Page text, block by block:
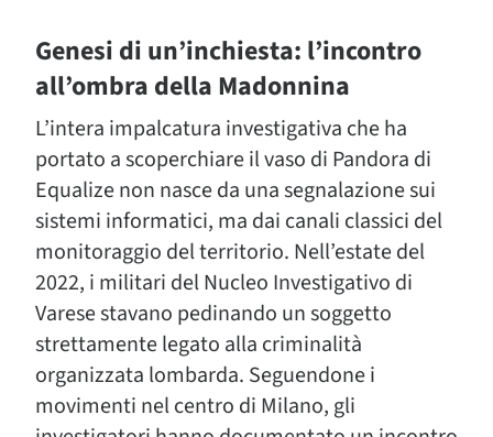
Genesi di un’inchiesta: l’incontro
all’ombra della Madonnina
L’intera impalcatura investigativa che ha
portato a scoperchiare il vaso di Pandora di
Equalize non nasce da una segnalazione sui
sistemi informatici, ma dai canali classici del
monitoraggio del territorio. Nell’estate del
2022, i militari del Nucleo Investigativo di
Varese stavano pedinando un soggetto
strettamente legato alla criminalità
organizzata lombarda. Seguendone i
movimenti nel centro di Milano, gli